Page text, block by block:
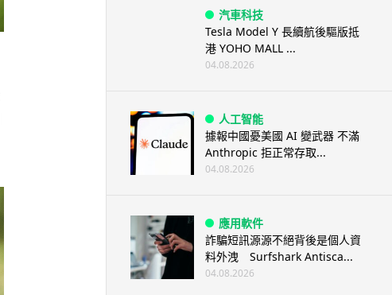
汽車科技
Tesla Model Y 長續航後驅版抵
港 YOHO MALL ...
04.08.2026
人工智能
據報中國憂美國 AI 變武器 不滿
Anthropic 拒正常存取...
04.08.2026
應用軟件
詐騙短訊源源不絕背後是個人資
料外洩 Surfshark Antisca...
04.08.2026